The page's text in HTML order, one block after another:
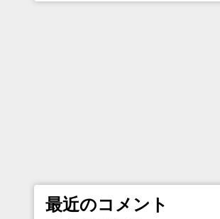
最近のコメント